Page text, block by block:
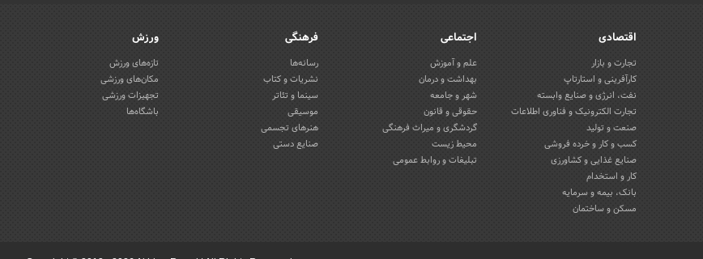
اقتصادی
تجارت و بازار
کارآفرینی و استارتاپ
نفت، انرژی و صنایع وابسته
تجارت الکترونیک و فناوری اطلاعات
صنعت و تولید
کسب و کار و خرده فروشی
صنایع غذایی و کشاورزی
کار و استخدام
بانک، بیمه و سرمایه
مسکن و ساختمان
اجتماعی
علم و آموزش
بهداشت و درمان
شهر و جامعه
حقوقی و قانون
گردشگری و میراث فرهنگی
محیط زیست
تبلیغات و روابط عمومی
فرهنگی
رسانه‌ها
نشریات و کتاب
سینما و تئاتر
موسیقی
هنرهای تجسمی
صنایع دستی
ورزش
تازه‌های ورزش
مکان‌های ورزشی
تجهیزات ورزشی
باشگاه‌ها